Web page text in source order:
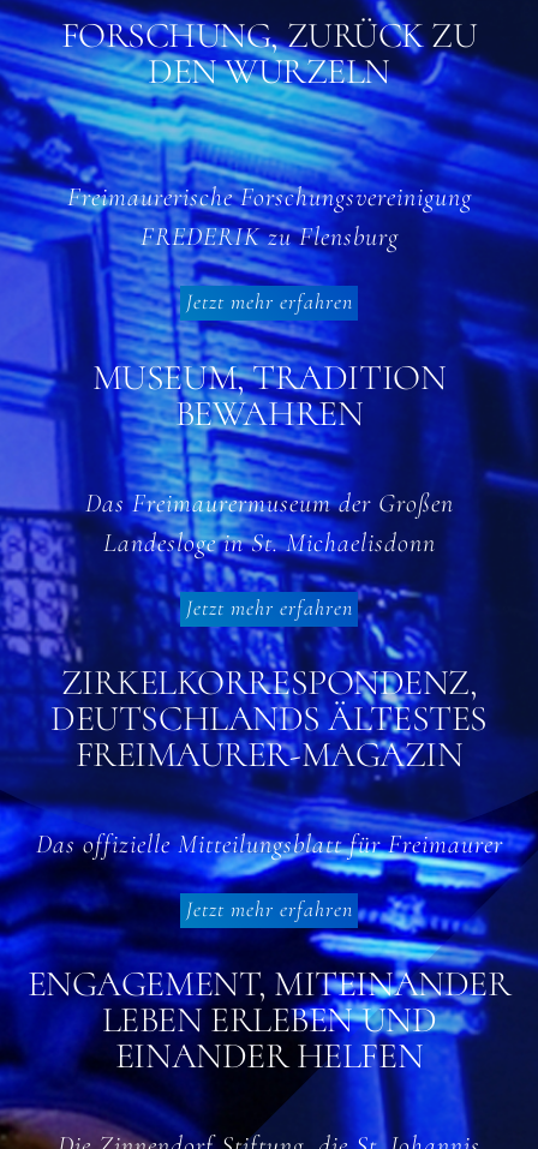
FORSCHUNG, ZURÜCK ZU
DEN WURZELN
Freimaurerische Forschungsvereinigung
FREDERIK zu Flensburg
Jetzt mehr erfahren
MUSEUM, TRADITION
BEWAHREN
Das Freimaurermuseum der Großen
Landesloge in St. Michaelisdonn
Jetzt mehr erfahren
ZIRKELKORRESPONDENZ,
DEUTSCHLANDS ÄLTESTES
FREIMAURER-MAGAZIN
Das offizielle Mitteilungsblatt für Freimaurer
Jetzt mehr erfahren
ENGAGEMENT, MITEINANDER
LEBEN ERLEBEN UND
EINANDER HELFEN